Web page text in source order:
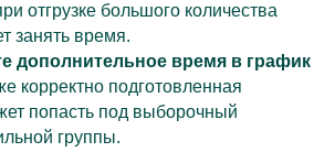
отгрузке большого количества
занять время.
дополнительное время в график
корректно подготовленная
попасть под выборочный
группы.